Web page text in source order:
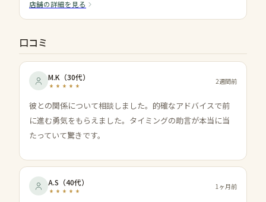
店舗の詳細を見る
口コミ
M.K （30代） 2週間前
彼との関係について相談しました。的確なアドバイスで前
に進む勇気をもらえました。タイミングの助言が本当に当
たっていて驚きです。
A.S （40代） 1ヶ月前